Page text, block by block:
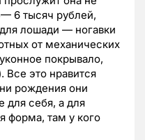
6 тысяч рублей,
лошади — ногавки
от механических
покрывало,
Все это нравится
рождения они
для себя, а для
форма, там у кого